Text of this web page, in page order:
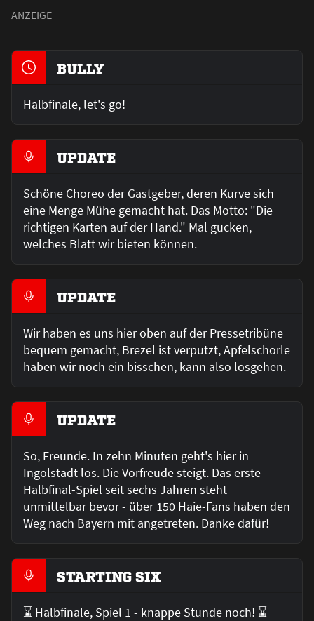
BULLY
Halbfinale, let's go!
UPDATE
Schöne Choreo der Gastgeber, deren Kurve sich
eine Menge Mühe gemacht hat. Das Motto: "Die
richtigen Karten auf der Hand." Mal gucken,
welches Blatt wir bieten können.
UPDATE
Wir haben es uns hier oben auf der Pressetribüne
bequem gemacht, Brezel ist verputzt, Apfelschorle
haben wir noch ein bisschen, kann also losgehen.
UPDATE
So, Freunde. In zehn Minuten geht's hier in
Ingolstadt los. Die Vorfreude steigt. Das erste
Halbfinal-Spiel seit sechs Jahren steht
unmittelbar bevor - über 150 Haie-Fans haben den
Weg nach Bayern mit angetreten. Danke dafür!
STARTING SIX
⌛ Halbfinale, Spiel 1 - knappe Stunde noch! ⌛